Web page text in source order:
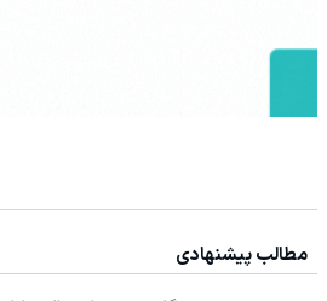
مطالب پیشنهادی